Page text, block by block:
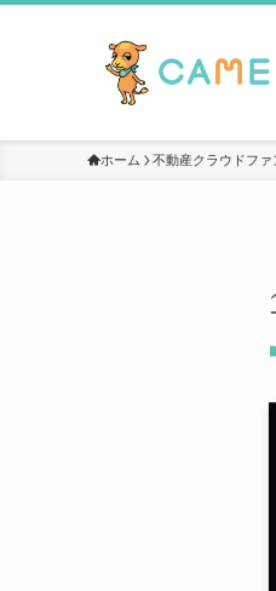
ホーム 不動産クラウドファ